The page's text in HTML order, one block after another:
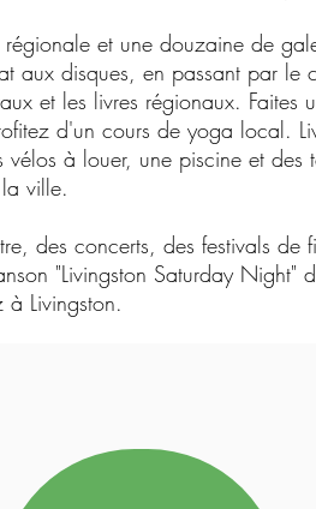
et une douzaine de
aux disques, en passant par le
et les livres régionaux. Faites
d'un cours de yoga local.
à louer, une piscine et des
ville.
des concerts, des festivals de
"Livingston Saturday Night"
à Livingston.